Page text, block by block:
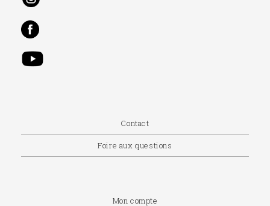
Contact
Foire aux questions
Mon compte